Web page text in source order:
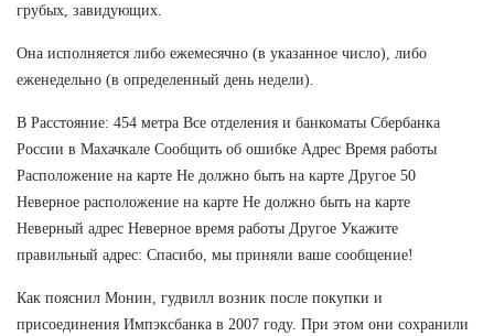
грубых, завидующих.
Она исполняется либо ежемесячно (в указанное число), либо
еженедельно (в определенный день недели).
В Расстояние: 454 метра Все отделения и банкоматы Сбербанка
России в Махачкале Сообщить об ошибке Адрес Время работы
Расположение на карте Не должно быть на карте Другое 50
Неверное расположение на карте Не должно быть на карте
Неверный адрес Неверное время работы Другое Укажите
правильный адрес: Спасибо, мы приняли ваше сообщение!
Как пояснил Монин, гудвилл возник после покупки и
присоединения Импэксбанка в 2007 году. При этом они сохранили